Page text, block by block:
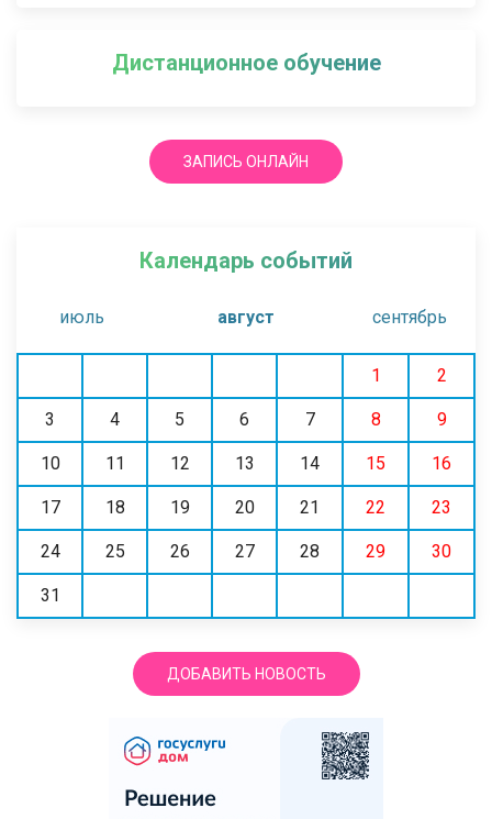
Дистанционное обучение
ЗАПИСЬ ОНЛАЙН
Календарь событий
июль август сентябрь
1 2
3 4 5 6 7 8 9
10 11 12 13 14 15 16
17 18 19 20 21 22 23
24 25 26 27 28 29 30
31
ДОБАВИТЬ НОВОСТЬ